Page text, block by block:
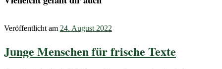
Veröffentlicht am 24. August 2022
Junge Menschen für frische Texte